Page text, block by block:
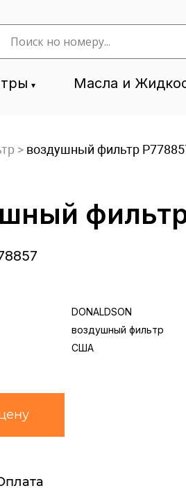
Масла и
> воздушный фильтр
DONALDSON
воздушный фильтр
США